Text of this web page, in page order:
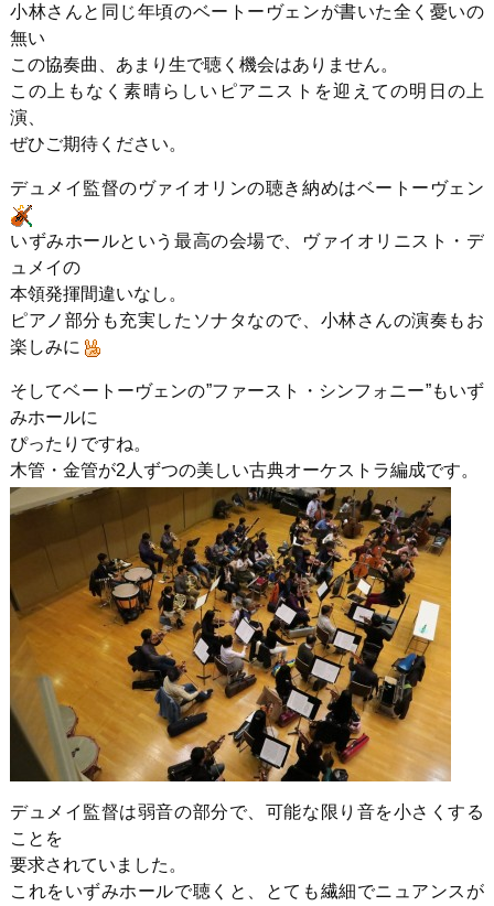
小林さんと同じ年頃のベートーヴェンが書いた全く憂いの
無い
この協奏曲、あまり生で聴く機会はありません。
この上もなく素晴らしいピアニストを迎えての明日の上
演、
ぜひご期待ください。
デュメイ監督のヴァイオリンの聴き納めはベートーヴェン
いずみホールという最高の会場で、ヴァイオリニスト・デ
ュメイの
本領発揮間違いなし。
ピアノ部分も充実したソナタなので、小林さんの演奏もお
楽しみに
そしてベートーヴェンの”ファースト・シンフォニー”もいず
みホールに
ぴったりですね。
木管・金管が2人ずつの美しい古典オーケストラ編成です。
デュメイ監督は弱音の部分で、可能な限り音を小さくする
ことを
要求されていました。
これをいずみホールで聴くと、とても繊細でニュアンスが